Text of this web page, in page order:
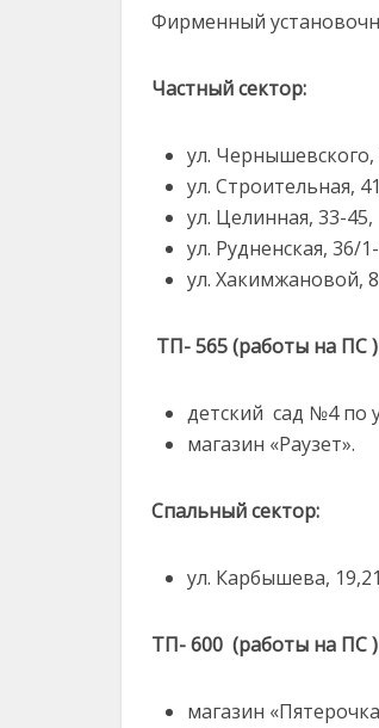
Фирменный
Частный сектор:
ул. Чернышевского,
ул. Строительная,
ул. Целинная, 33-45,
ул. Рудненская, 36/
ул. Хакимжановой,
ТП- 565 (работы на ПС )
детский сад №4 по
магазин «Раузет».
Спальный сектор:
ул. Карбышева,
ТП- 600 (работы на ПС )
магазин